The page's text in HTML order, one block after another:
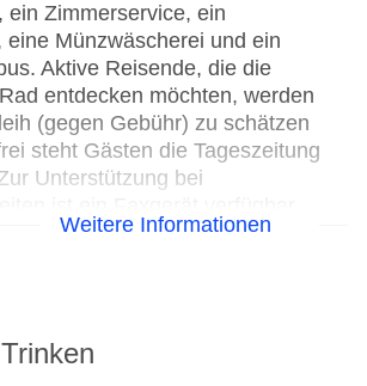
ein Zimmerservice, ein
eine Münzwäscherei und ein
Aktive Reisende, die die
entdecken möchten, werden
(gegen Gebühr) zu schätzen
steht Gästen die Tageszeitung
Unterstützung bei
11:00:00
Weitere Informationen